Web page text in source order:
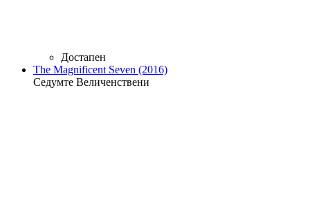
Достапен
The Magnificent Seven (2016)
Седумте Величенствени